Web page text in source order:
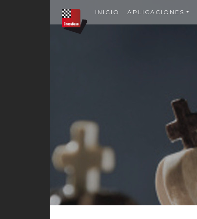
INICIO APLICACIONES